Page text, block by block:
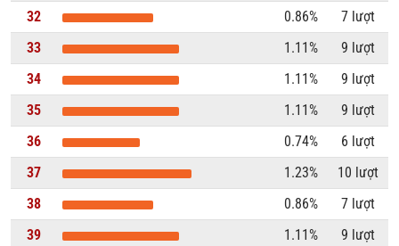
32 0.86%
7 lượt
33
1.11%
9 lượt
34
1.11%
9 lượt
35
1.11%
9 lượt
36
0.74%
6 lượt
37
1.23%
10 lượt
38
0.86%
7 lượt
39
1.11%
9 lượt